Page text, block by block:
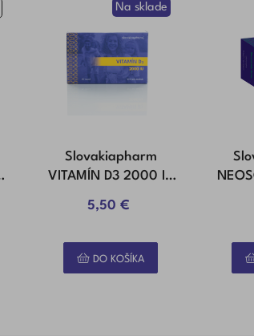
Na sklade
Slovakiapharm
VITAMÍN D3 2000 IU
5,50 €
DO KOŠÍKA